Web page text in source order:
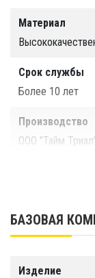
Материал
Срок службы
Более 10 лет
Производство
ООО "Тайм
БАЗОВАЯ
Изделие